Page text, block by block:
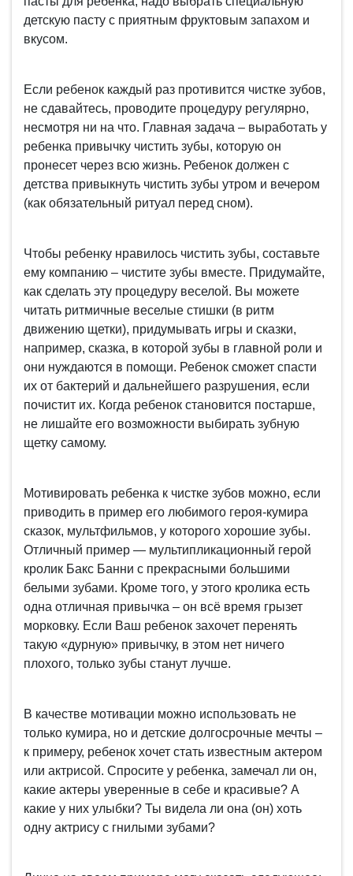
детскую пасту с приятным фруктовым запахом и
вкусом.
Если ребенок каждый раз противится чистке зубов,
не сдавайтесь, проводите процедуру регулярно,
несмотря ни на что. Главная задача – выработать у
ребенка привычку чистить зубы, которую он
пронесет через всю жизнь. Ребенок должен с
детства привыкнуть чистить зубы утром и вечером
(как обязательный ритуал перед сном).
Чтобы ребенку нравилось чистить зубы, составьте
ему компанию – чистите зубы вместе. Придумайте,
как сделать эту процедуру веселой. Вы можете
читать ритмичные веселые стишки (в ритм
движению щетки), придумывать игры и сказки,
например, сказка, в которой зубы в главной роли и
они нуждаются в помощи. Ребенок сможет спасти
их от бактерий и дальнейшего разрушения, если
почистит их. Когда ребенок становится постарше,
не лишайте его возможности выбирать зубную
щетку самому.
Мотивировать ребенка к чистке зубов можно, если
приводить в пример его любимого героя-кумира
сказок, мультфильмов, у которого хорошие зубы.
Отличный пример — мультипликационный герой
кролик Бакс Банни с прекрасными большими
белыми зубами. Кроме того, у этого кролика есть
одна отличная привычка – он всё время грызет
морковку. Если Ваш ребенок захочет перенять
такую «дурную» привычку, в этом нет ничего
плохого, только зубы станут лучше.
В качестве мотивации можно использовать не
только кумира, но и детские долгосрочные мечты –
к примеру, ребенок хочет стать известным актером
или актрисой. Спросите у ребенка, замечал ли он,
какие актеры уверенные в себе и красивые? А
какие у них улыбки? Ты видела ли она (он) хоть
одну актрису с гнилыми зубами?